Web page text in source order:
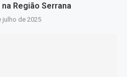
Região Serrana
julho de 2025